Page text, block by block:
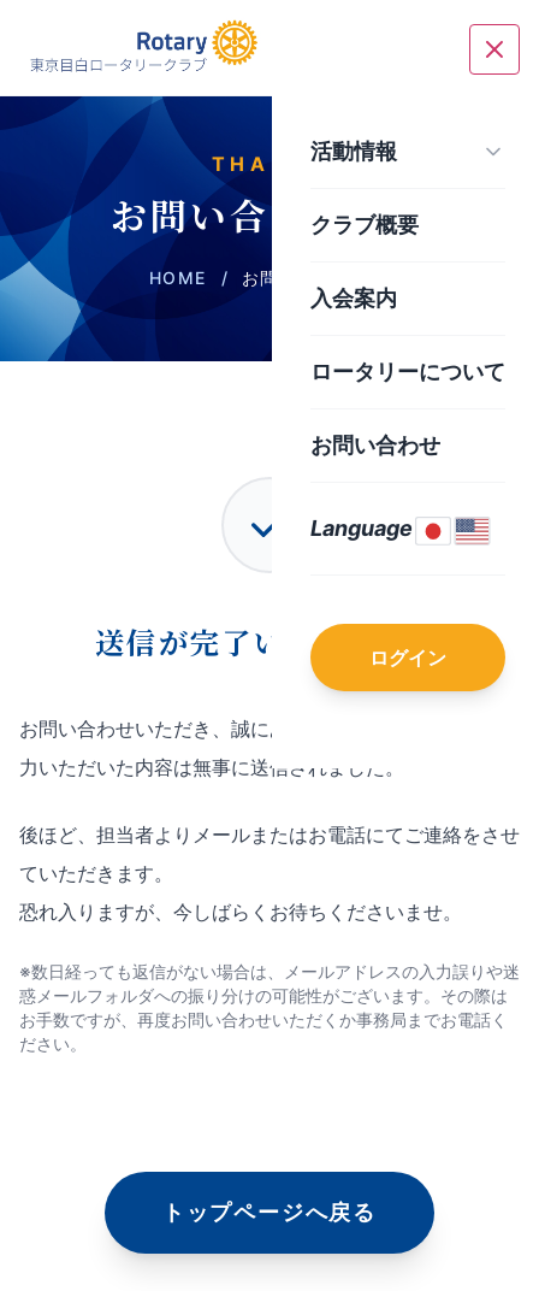
活動情報
クラブ概要
入会案内
ロータリーについて
お問い合わせ
Language
ログイン
THANKS
お問い合わせ完了
HOME / お問い合わせ完了
送信が完了いたしました
お問い合わせいただき、誠にありがとうございます。
力いただいた内容は無事に送信されました。
後ほど、担当者よりメールまたはお電話にてご連絡をさせ
ていただきます。
恐れ入りますが、今しばらくお待ちくださいませ。
※数日経っても返信がない場合は、メールアドレスの入力誤りや迷
惑メールフォルダへの振り分けの可能性がございます。その際は
お手数ですが、再度お問い合わせいただくか事務局までお電話く
ださい。
トップページへ戻る